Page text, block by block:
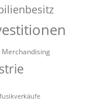
Merchandising